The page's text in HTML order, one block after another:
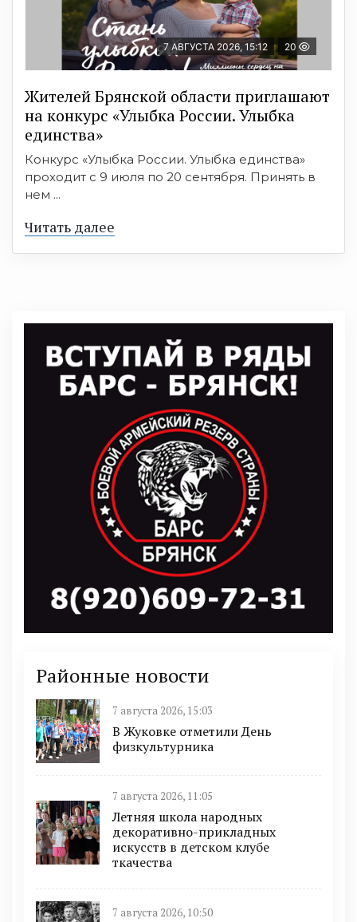
7 АВГУСТА 2026, 15:12 20
Жителей Брянской области приглашают
на конкурс «Улыбка России. Улыбка
единства»
Конкурс «Улыбка России. Улыбка единства»
проходит с 9 июля по 20 сентября. Принять в
нем ...
Читать далее
Районные новости
7 августа 2026, 15:03
В Жуковке отметили День
физкультурника
7 августа 2026, 11:05
Летняя школа народных
декоративно-прикладных
искусств в детском клубе
ткачества
7 августа 2026, 10:50